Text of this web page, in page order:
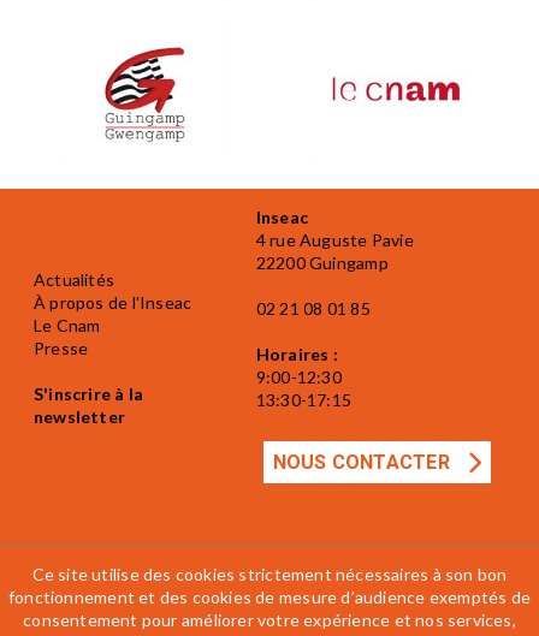
Actualités
À propos de l'Inseac
Le Cnam
Presse
S'inscrire à la
newsletter
Inseac
4 rue Auguste Pavie
22200 Guingamp
02 21 08 01 85
Horaires :
9:00-12:30
13:30-17:15
NOUS CONTACTER
Mentions légales Accessibilité
CGV
Ce site utilise des cookies strictement nécessaires à son bon
fonctionnement et des cookies de mesure d’audience exemptés de
consentement pour améliorer votre expérience et nos services,